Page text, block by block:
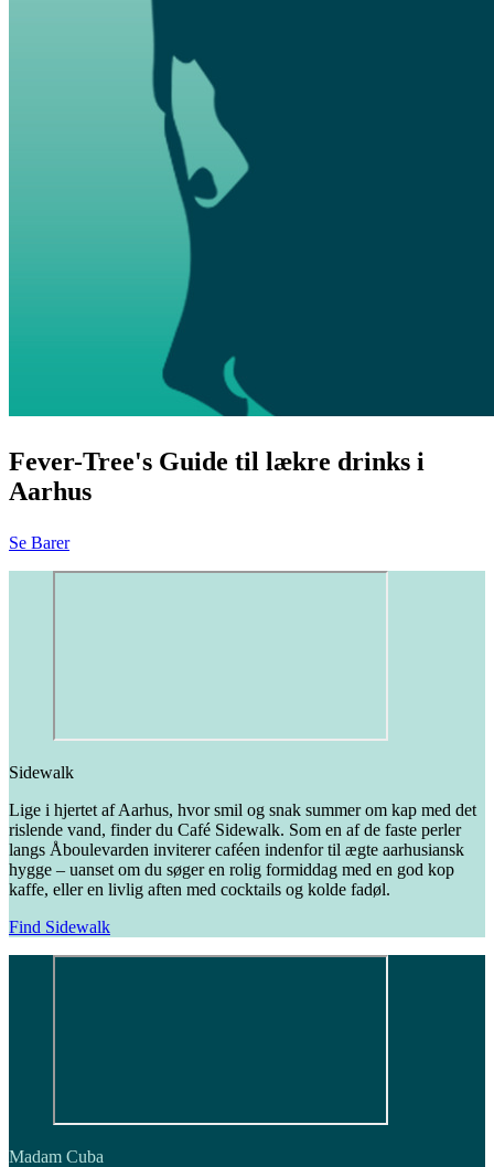
Fever-Tree's Guide til lækre drinks i
Aarhus
Se Barer
Sidewalk
Lige i hjertet af Aarhus, hvor smil og snak summer om kap med det
rislende vand, finder du Café Sidewalk. Som en af de faste perler
langs Åboulevarden inviterer caféen indenfor til ægte aarhusiansk
hygge – uanset om du søger en rolig formiddag med en god kop
kaffe, eller en livlig aften med cocktails og kolde fadøl.
Find Sidewalk
Madam Cuba